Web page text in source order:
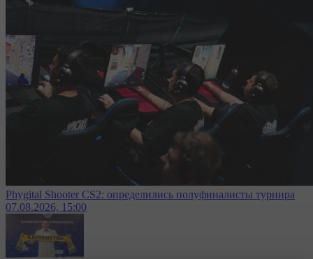
Phygital Shooter CS2: определились полуфиналисты турнира
07.08.2026, 15:00